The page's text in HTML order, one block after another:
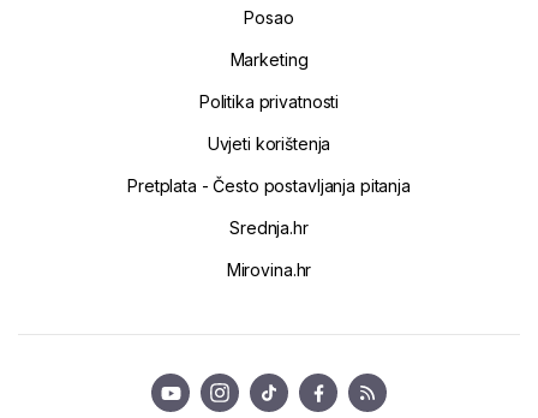
Posao
Marketing
Politika privatnosti
Uvjeti korištenja
Pretplata - Često postavljanja pitanja
Srednja.hr
Mirovina.hr